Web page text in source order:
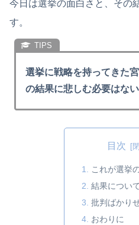
今日は選挙の面白さと、その
す。
選挙に戦略を持ってきた
の結果に悲しむ必要はない
目次
これが選挙
結果について
批判ばかり
おわりに